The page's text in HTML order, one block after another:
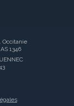
Occitanie
1346